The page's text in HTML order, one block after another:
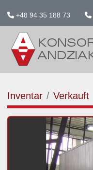
+48 94 35 188 73
Inventar Verkauft